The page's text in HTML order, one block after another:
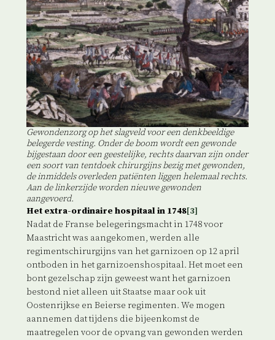
Gewondenzorg op het slagveld voor een denkbeeldige
belegerde vesting. Onder de boom wordt een gewonde
bijgestaan door een geestelijke, rechts daarvan zijn onder
een soort van tentdoek chirurgijns bezig met gewonden,
de inmiddels overleden patiënten liggen helemaal rechts.
Aan de linkerzijde worden nieuwe gewonden
aangevoerd.
Het extra-ordinaire hospitaal in 1748[3]
Nadat de Franse belegeringsmacht in 1748 voor
Maastricht was aangekomen, werden alle
regimentschirurgijns van het garnizoen op 12 april
ontboden in het garnizoenshospitaal. Het moet een
bont gezelschap zijn geweest want het garnizoen
bestond niet alleen uit Staatse maar ook uit
Oostenrijkse en Beierse regimenten. We mogen
aannemen dat tijdens die bijeenkomst de
maatregelen voor de opvang van gewonden werden